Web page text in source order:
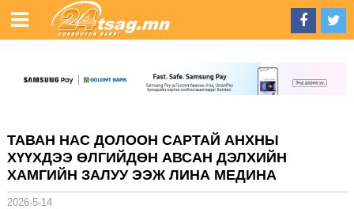
ТАВАН НАС ДОЛООН САРТАЙ АНХНЫ
ХҮҮХДЭЭ ӨЛГИЙДӨН АВСАН ДЭЛХИЙН
ХАМГИЙН ЗАЛУУ ЭЭЖ ЛИНА МЕДИНА
2026-5-14